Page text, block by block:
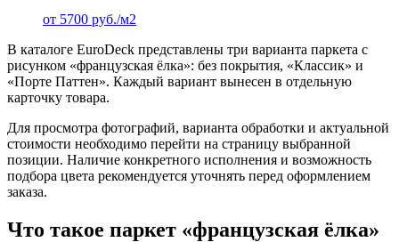
от 5700 руб./м2
В каталоге EuroDeck представлены три варианта паркета с
рисунком «французская ёлка»: без покрытия, «Классик» и
«Порте Паттен». Каждый вариант вынесен в отдельную
карточку товара.
Для просмотра фотографий, варианта обработки и актуальной
стоимости необходимо перейти на страницу выбранной
позиции. Наличие конкретного исполнения и возможность
подбора цвета рекомендуется уточнять перед оформлением
заказа.
Что такое паркет «французская ёлка»